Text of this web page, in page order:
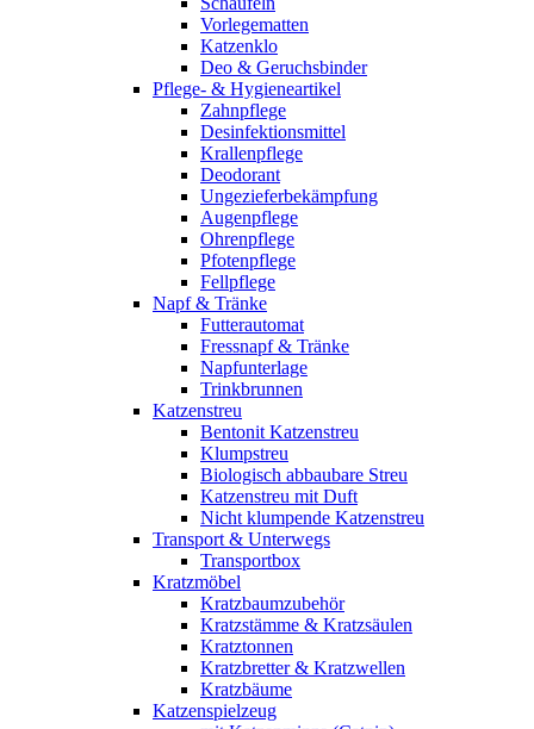
Vorlegematten
Katzenklo
Deo & Geruchsbinder
Pflege- & Hygieneartikel
Zahnpflege
Desinfektionsmittel
Krallenpflege
Deodorant
Ungezieferbekämpfung
Augenpflege
Ohrenpflege
Pfotenpflege
Fellpflege
Napf & Tränke
Futterautomat
Fressnapf & Tränke
Napfunterlage
Trinkbrunnen
Katzenstreu
Bentonit Katzenstreu
Klumpstreu
Biologisch abbaubare Streu
Katzenstreu mit Duft
Nicht klumpende Katzenstreu
Transport & Unterwegs
Transportbox
Kratzmöbel
Kratzbaumzubehör
Kratzstämme & Kratzsäulen
Kratztonnen
Kratzbretter & Kratzwellen
Kratzbäume
Katzenspielzeug